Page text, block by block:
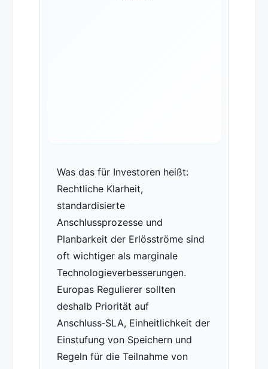
Was das für Investoren heißt:
Rechtliche Klarheit,
standardisierte
Anschlussprozesse und
Planbarkeit der Erlösströme sind
oft wichtiger als marginale
Technologieverbesserungen.
Europas Regulierer sollten
deshalb Priorität auf
Anschluss‑SLA, Einheitlichkeit der
Einstufung von Speichern und
Regeln für die Teilnahme von